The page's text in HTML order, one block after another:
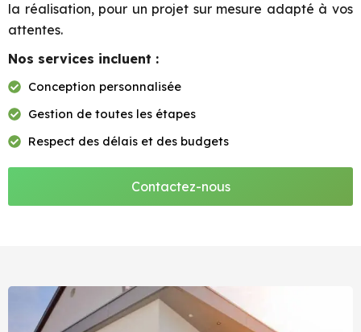
la réalisation, pour un projet sur mesure adapté à vos
attentes.
Nos services incluent :
Conception personnalisée
Gestion de toutes les étapes
Respect des délais et des budgets
Contactez-nous